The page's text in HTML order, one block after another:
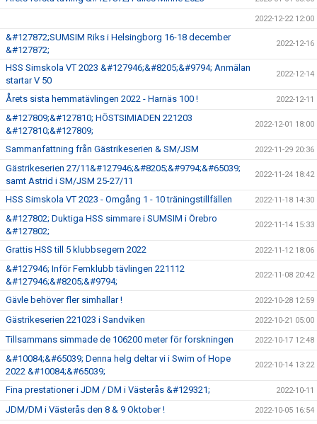
2022-12-22 12:00
&#127872;SUMSIM Riks i Helsingborg 16-18 december
&#127872;
2022-12-16
HSS Simskola VT 2023 &#127946;&#8205;&#9794; Anmälan
startar V 50
2022-12-14
Årets sista hemmatävlingen 2022 - Harnäs 100 ! 2022-12-11
&#127809;&#127810; HÖSTSIMIADEN 221203
&#127810;&#127809;
2022-12-01 18:00
Sammanfattning från Gästrikeserien & SM/JSM 2022-11-29 20:36
Gästrikeserien 27/11&#127946;&#8205;&#9794;&#65039;
samt Astrid i SM/JSM 25-27/11
2022-11-24 18:42
HSS Simskola VT 2023 - Omgång 1 - 10 träningstillfällen 2022-11-18 14:30
&#127802; Duktiga HSS simmare i SUMSIM i Örebro
&#127802;
2022-11-14 15:33
Grattis HSS till 5 klubbsegern 2022 2022-11-12 18:06
&#127946; Inför Femklubb tävlingen 221112
&#127946;&#8205;&#9794;
2022-11-08 20:42
Gävle behöver fler simhallar ! 2022-10-28 12:59
Gästrikeserien 221023 i Sandviken 2022-10-21 05:00
Tillsammans simmade de 106200 meter för forskningen 2022-10-17 12:48
&#10084;&#65039; Denna helg deltar vi i Swim of Hope
2022 &#10084;&#65039;
2022-10-14 13:22
Fina prestationer i JDM / DM i Västerås &#129321; 2022-10-11
JDM/DM i Västerås den 8 & 9 Oktober ! 2022-10-05 16:54